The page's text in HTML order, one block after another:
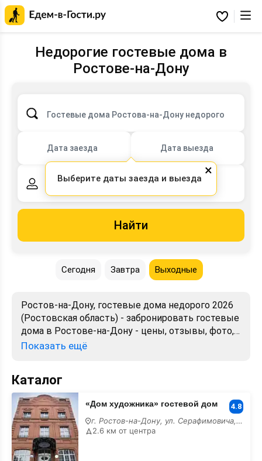
Избранное
Недорогие гостевые дома в
Ростове-на-Дону
Гостевые дома Ростова-на-Дону недорого
Дата заезда Дата выезда
2 взрослых, 0 детей
Найти
Сегодня Завтра Выходные
Ростов-на-Дону, гостевые дома недорого 2026
(Ростовская область) - забронировать гостевые
дома в Ростове-на-Дону - цены, отзывы, фото,
карта. Гостевой дом для отдыха посуточно
Показать ещё
Каталог
«Дом
художника»
гостевой
дом
недорого
«Дом художника» гостевой дом 4.8
г. Ростов-на-Дону, ул. Серафимовича, 17/а
2.6 км от центра
×
Выберите даты заезда и выезда